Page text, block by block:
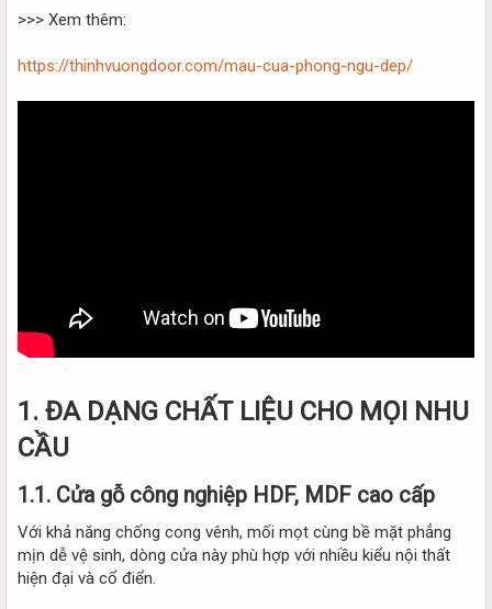
>>> Xem thêm:
https://thinhvuongdoor.com/mau-cua-phong-ngu-dep/
1. ĐA DẠNG CHẤT LIỆU CHO MỌI NHU
CẦU​
1.1. Cửa gỗ công nghiệp HDF, MDF cao cấp​
Với khả năng chống cong vênh, mối mọt cùng bề mặt phẳng
mịn dễ vệ sinh, dòng cửa này phù hợp với nhiều kiểu nội thất
hiện đại và cổ điển.